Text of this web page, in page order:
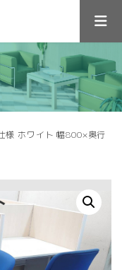
様 ホワイト 幅800×奥行